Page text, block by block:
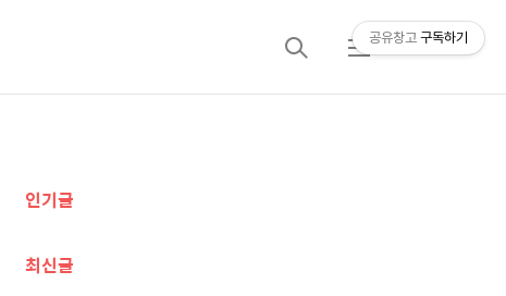
검
메
추
정
인기글
최신글
공유창고 구독하기